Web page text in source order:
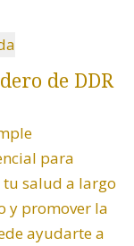
de DDR
para
salud a largo
y promover la
ayudarte a